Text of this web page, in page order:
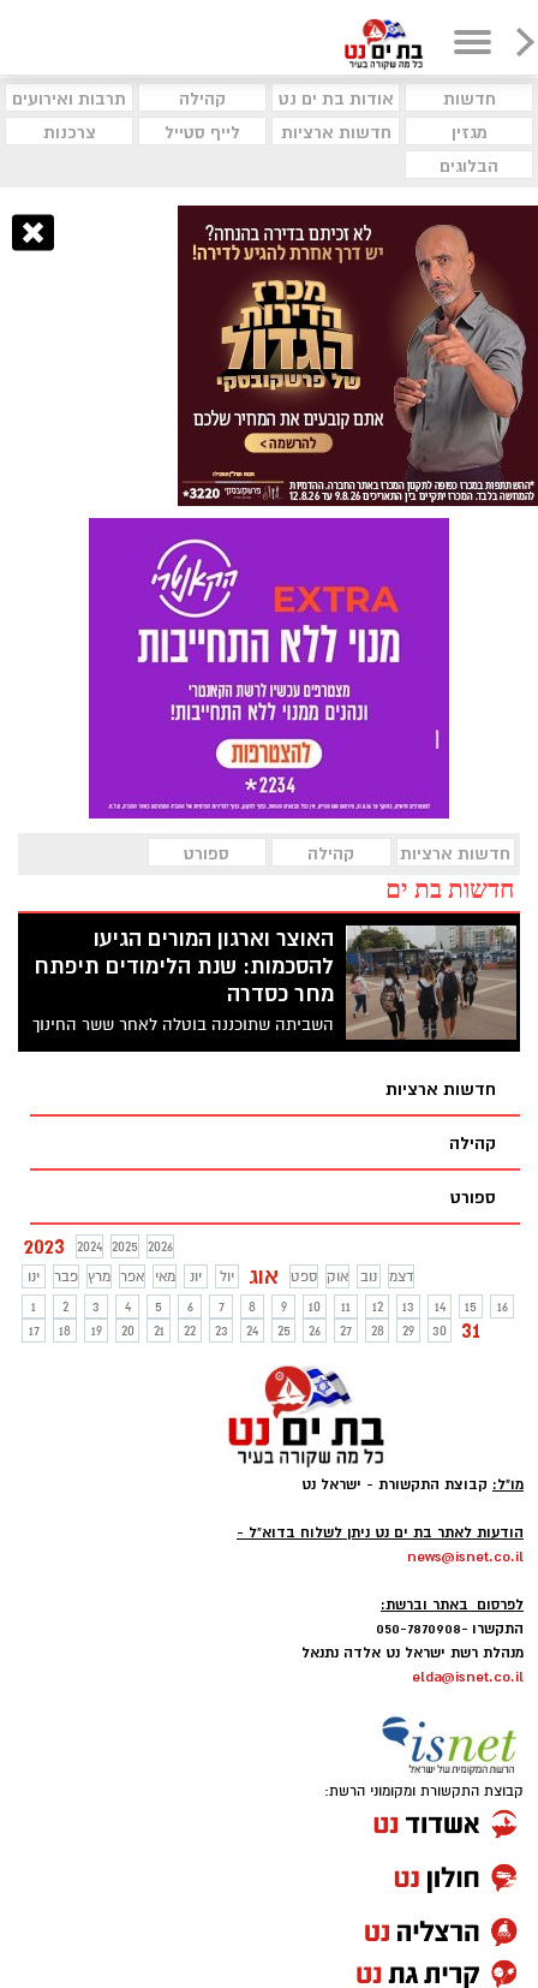
חדשות אודות בת ים נט קהילה
תרבות ואירועים
מגזין
חדשות ארציות לייף סטייל
צרכנות
הבלוגים
חדשות ארציות קהילה ספורט
חדשות בת ים
האוצר וארגון המורים הגיעו
להסכמות: שנת הלימודים תיפתח
מחר כסדרה
השביתה שתוכננה בוטלה לאחר ששר החינוך
יואב קיש הצליח לדחות את ה"דד-ליין" של
חדשות ארציות
קהילה
ספורט
2023 2024 2025
2026
ינו
פבר מרץ אפר מאי יונ יול אוג ספט אוק נוב
דצמ
1
2 3 4 5 6 7 8 9 10 11 12 13 14 15
16
17
18 19 20 21 22 23 24 25 26 27 28 29 30 31
מו"ל: קבוצת התקשורת - ישראל נט
הודעות לאתר בת ים נט ניתן לשלוח בדוא"ל -
news@isnet.co.il
לפרסום באתר וברשת:
התקשרו -050-7870908
מנהלת רשת ישראל נט אלדה נתנאל
elda@isnet.co.il
קבוצת התקשורת ומקומוני הרשת: